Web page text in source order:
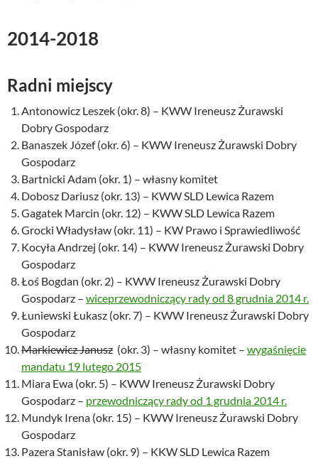
2014-2018
Radni miejscy
Antonowicz Leszek (okr. 8) – KWW Ireneusz Żurawski
Dobry Gospodarz
Banaszek Józef (okr. 6) – KWW Ireneusz Żurawski Dobry
Gospodarz
Bartnicki Adam (okr. 1) – własny komitet
Dobosz Dariusz (okr. 13) – KWW SLD Lewica Razem
Gagatek Marcin (okr. 12) – KWW SLD Lewica Razem
Grocki Władysław (okr. 11) – KW Prawo i Sprawiedliwość
Kocyła Andrzej (okr. 14) – KWW Ireneusz Żurawski Dobry
Gospodarz
Łoś Bogdan (okr. 2) – KWW Ireneusz Żurawski Dobry
Gospodarz – wiceprzewodniczący rady od 8 grudnia 2014 r.
Łuniewski Łukasz (okr. 7) – KWW Ireneusz Żurawski Dobry
Gospodarz
Markiewicz Janusz (okr. 3) – własny komitet – wygaśnięcie
mandatu 19 lutego 2015
Miara Ewa (okr. 5) – KWW Ireneusz Żurawski Dobry
Gospodarz – przewodniczący rady od 1 grudnia 2014 r.
Mundyk Irena (okr. 15) – KWW Ireneusz Żurawski Dobry
Gospodarz
Pazera Stanisław (okr. 9) – KKW SLD Lewica Razem